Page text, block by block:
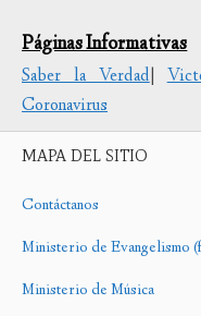
Páginas Informativas
Saber la Verdad|
Coronavirus
MAPA DEL SITIO
Contáctanos
Ministerio de Evangelismo
Ministerio de Música